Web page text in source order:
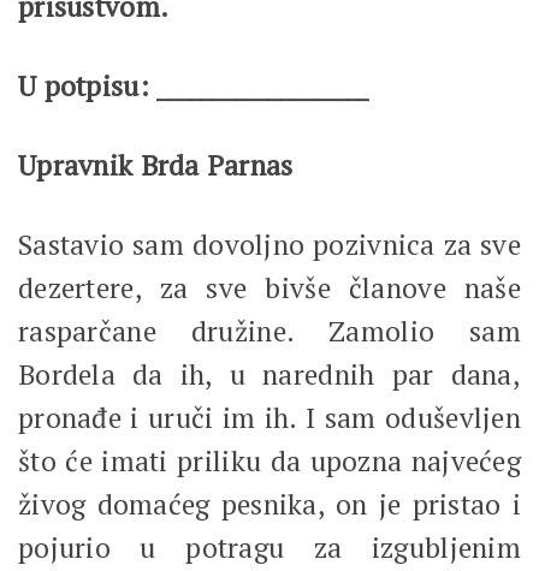
U potpisu: ___________________
Upravnik Brda Parnas
Sastavio sam dovoljno pozivnica za sve
dezertere, za sve bivše članove naše
rasparčane družine. Zamolio sam
Bordela da ih, u narednih par dana,
pronađe i uruči im ih. I sam oduševljen
što će imati priliku da upozna najvećeg
živog domaćeg pesnika, on je pristao i
pojurio u potragu za izgubljenim